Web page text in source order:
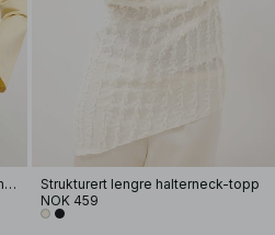
Myk bomull skulderpute langermet T-skjorte
Strukturert lengre halterneck-topp
NOK 459